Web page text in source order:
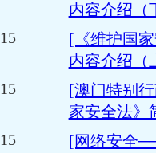
内容介绍（
[《维护国
内容介绍（
[澳门特别
家安全法》
[网络安全